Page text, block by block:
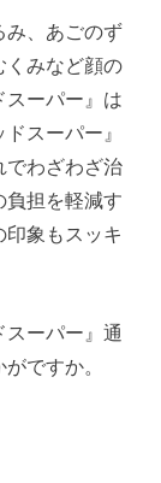
み、あごのず
くみなど顔の
スーパー』は
スーパー』
でわざわざ治
負担を軽減す
象もスッキ
ーパー』通
ですか。